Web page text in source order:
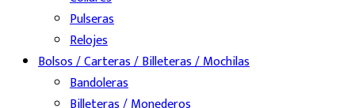
Pulseras
Relojes
Bolsos / Carteras / Billeteras / Mochilas
Bandoleras